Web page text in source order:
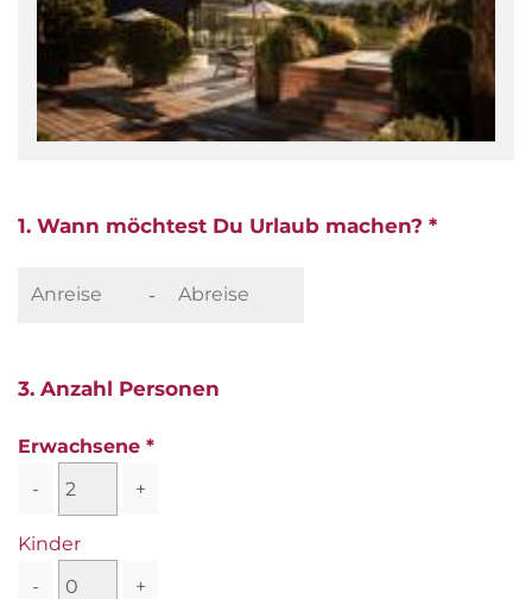
1. Wann möchtest Du Urlaub machen? *
-
3. Anzahl Personen
Erwachsene
-
+
Kinder
-
+